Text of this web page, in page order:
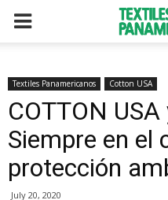
Textiles Panamericanos Cotton USA
COTTON
Siempre en el
protección
July 20, 2020